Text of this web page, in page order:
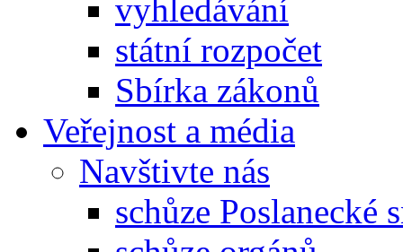
vyhledávání
státní rozpočet
Sbírka zákonů
Veřejnost a média
Navštivte nás
schůze Poslanecké